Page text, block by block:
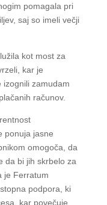
pomagala pri
saj so imeli večji
kot most za
kar je
izognili zamudam
računov.
ponuja jasne
omogoča, da
da bi jih skrbelo za
je Ferratum
podpora, ki
kar povečuje